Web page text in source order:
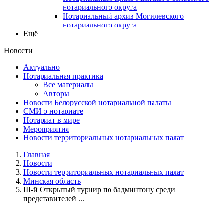
нотариального округа
Нотариальный архив Могилевского
нотариального округа
Ещё
Новости
Актуально
Нотариальная практика
Все материалы
Авторы
Новости Белорусской нотариальной палаты
СМИ о нотариате
Нотариат в мире
Мероприятия
Новости территориальных нотариальных палат
Главная
Новости
Новости территориальных нотариальных палат
Минская область
III-й Открытый турнир по бадминтону среди
представителей ...